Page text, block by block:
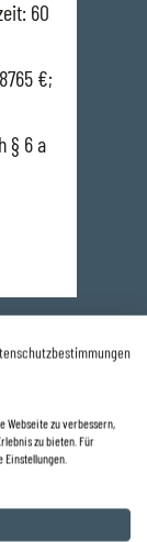
60
€;
§ 6 a
Webseite zu verbessern,
zu bieten. Für